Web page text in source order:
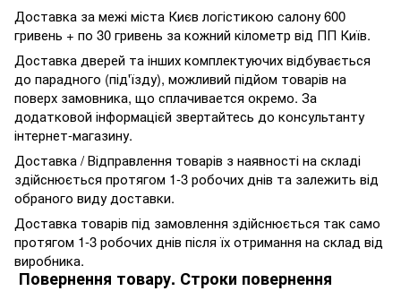
Доставка за межі міста Києв логістикою салону 600
гривень + по 30 гривень за кожний кілометр від ПП Київ.
Доставка дверей та інших комплектуючих відбувається
до парадного (під'їзду), можливий підйом товарів на
поверх замовника, що сплачивается окремо. За
додатковой інформацієй звертайтесь до консультанту
інтернет-магазину.
Доставка / Відправлення товарів з наявності на складі
здійснюється протягом 1-3 робочих днів та залежить від
обраного виду доставки.
Доставка товарів під замовлення здійснюється так само
протягом 1-3 робочих днів після їх отримання на склад від
виробника.
Повернення товару. Строки повернення